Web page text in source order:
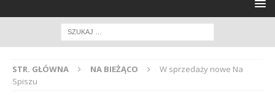
STR. GŁÓWNA NA BIEŻĄCO
W sprzedaży nowe Na
Spiszu